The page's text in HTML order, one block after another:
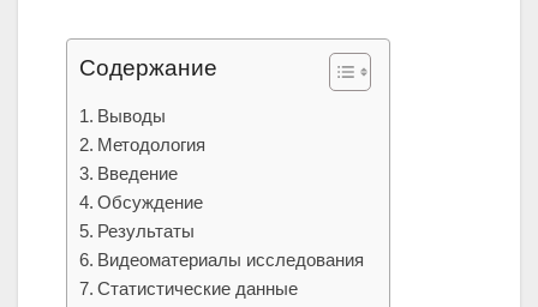
Содержание
Выводы
Методология
Введение
Обсуждение
Результаты
Видеоматериалы исследования
Статистические данные